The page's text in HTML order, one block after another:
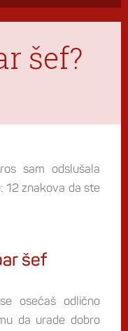
šef?
sam odslušala
12 znakova da ste
šef
osećaš odlično
da urade dobro